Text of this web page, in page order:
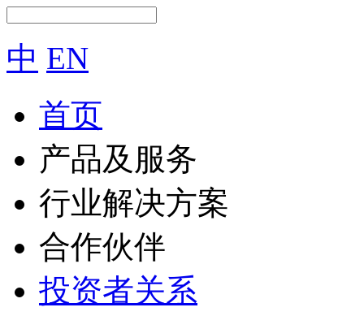
中 EN
首页
产品及服务
行业解决方案
合作伙伴
投资者关系